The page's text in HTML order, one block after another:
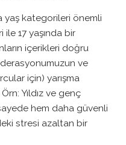
yaş kategorileri önemli
ile 17 yaşında bir
içerikleri doğru
ve
için) yarışma
Yıldız ve genç
hem daha güvenli
stresi azaltan bir